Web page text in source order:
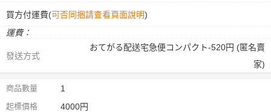
買方付運費(可否同捆請查看頁面說明)
運費：
發送方式
おてがる配送宅急便コンパクト-520円 (匿名賣
家)
商品數量 1
起標價格 4000円